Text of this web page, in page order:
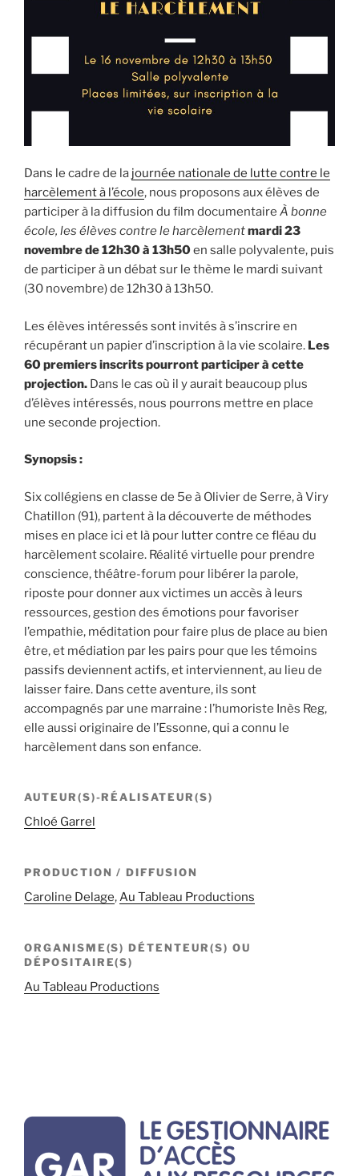
Dans le cadre de la journée nationale de lutte contre le
harcèlement à l’école, nous proposons aux élèves de
participer à la diffusion du film documentaire À bonne
école, les élèves contre le harcèlementmardi 23
novembre de 12h30 à 13h50en salle polyvalente, puis
de participer à un débat sur le thème le mardi suivant
(30 novembre) de 12h30 à 13h50.
Les élèves intéressés sont invités à s’inscrire en
récupérant un papier d’inscription à la vie scolaire. Les
60 premiers inscrits pourront participer à cette
projection. Dans le cas où il y aurait beaucoup plus
d’élèves intéressés, nous pourrons mettre en place
une seconde projection.
Synopsis :
Six collégiens en classe de 5e à Olivier de Serre, à Viry
Chatillon (91), partent à la découverte de méthodes
mises en place ici et là pour lutter contre ce fléau du
harcèlement scolaire. Réalité virtuelle pour prendre
conscience, théâtre-forum pour libérer la parole,
riposte pour donner aux victimes un accès à leurs
ressources, gestion des émotions pour favoriser
l’empathie, méditation pour faire plus de place au bien
être, et médiation par les pairs pour que les témoins
passifs deviennent actifs, et interviennent, au lieu de
laisser faire. Dans cette aventure, ils sont
accompagnés par une marraine : l’humoriste Inès Reg,
elle aussi originaire de l’Essonne, qui a connu le
harcèlement dans son enfance.
AUTEUR(S)-RÉALISATEUR(S)
Chloé Garrel
PRODUCTION / DIFFUSION
Caroline Delage,Au Tableau Productions
ORGANISME(S) DÉTENTEUR(S) OU
DÉPOSITAIRE(S)
Au Tableau Productions